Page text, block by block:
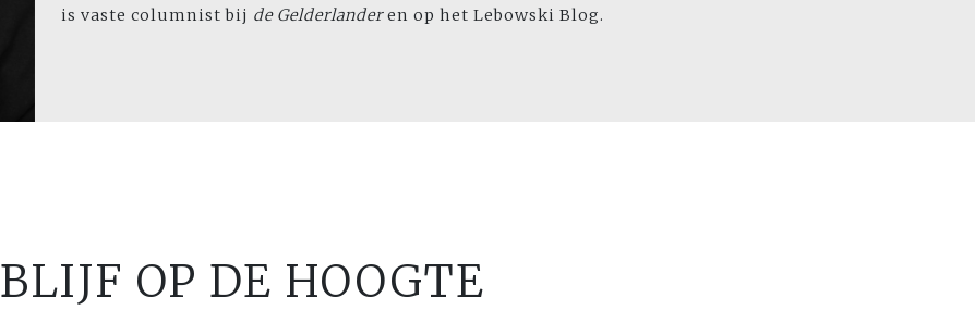
is vaste columnist bij de Gelderlanderen op het Lebowski Blog.
BLIJF OP DE HOOGTE